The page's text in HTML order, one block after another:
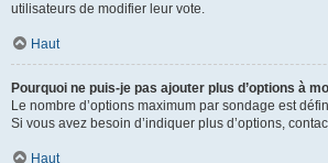
utilisateurs de modifier leur vote.
Haut
Pourquoi ne puis-je pas ajouter plus d’options à
Le nombre d’options maximum par sondage est
Si vous avez besoin d’indiquer plus d’options,
Haut